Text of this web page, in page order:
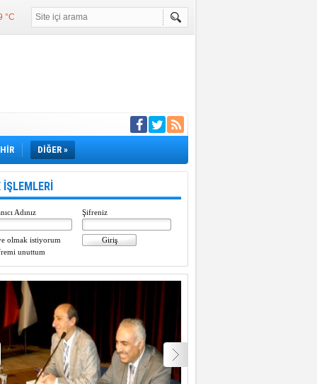
°C
girdi
DİĞER »
İŞLEMLERİ
Adınız Şifreniz
olmak istiyorum
unuttum